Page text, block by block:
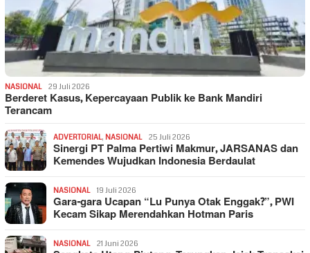
NASIONAL 29 Juli 2026
Berderet Kasus, Kepercayaan Publik ke Bank Mandiri
Terancam
ADVERTORIAL, NASIONAL 25 Juli 2026
Sinergi PT Palma Pertiwi Makmur, JARSANAS dan
Kemendes Wujudkan Indonesia Berdaulat
NASIONAL 19 Juli 2026
Gara-gara Ucapan “Lu Punya Otak Enggak?”, PWI
Kecam Sikap Merendahkan Hotman Paris
NASIONAL 21 Juni 2026